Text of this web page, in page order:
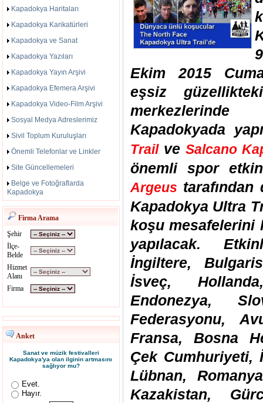
Kapadokya Haritaları
Kapadokya Karikatürleri
Kapadokya ve Sanat
Kapadokya Yazıları
Kapadokya Yayın Arşivi
Kapadokya Efemera Arşivi
Kapadokya Video-Film Arşivi
Sosyal Medya Adreslerimiz
Sivil Toplum Kuruluşları
Önemli Telefonlar ve Linkler
Site Güncellemeleri
Belge ve Fotoğraflarda
Kapadokya
Firma Arama
Şehir
İlçe-
Belde
Hizmet
Alanı
Firma
Anket
Sanat ve müzik festivalleri
Kapadokya'ya olan ilginin artmasını
sağlıyor mu?
Evet.
Hayır.
Ekim 2015
eşsiz
Kapadokyada
Trailve Salcano
önemli spor
Argeus
Kapadokya Ultra
koşu mesafelerini
yapılacak.
İngiltere,
İsveç,
Endonezya,
Federasyonu,
Fransa, Bosna
Çek Cumhuriyeti,
Lübnan,
Kazakistan,